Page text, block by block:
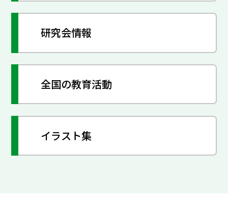
研究会情報
全国の教育活動
イラスト集